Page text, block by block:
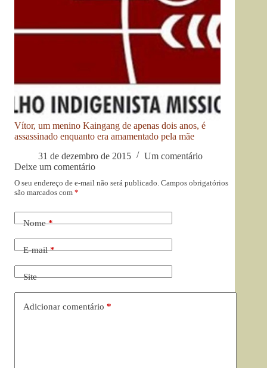
Vítor, um menino Kaingang de apenas dois anos, é
assassinado enquanto era amamentado pela mãe
31 de dezembro de 2015
Um comentário
Deixe um comentário
O seu endereço de e-mail não será publicado. Campos obrigatórios
são marcados com *
Nome*
E-mail*
Site
Adicionar comentário *